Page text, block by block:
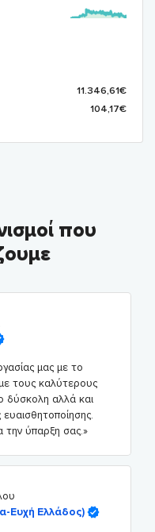
11.346,61€
104,17€
που
μας με το
τους καλύτερους
δύσκολη αλλά και
την ύπαρξη σας.»
Ευχή Ελλάδος)